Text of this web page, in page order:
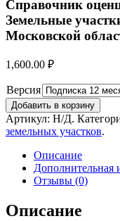
Справочник
Земельные
Московской
1,600.00 ₽
Версия
Добавить в корзину
Артикул: Н/Д.
земельных участков.
Описание
Дополнительная
Отзывы (0)
Описание